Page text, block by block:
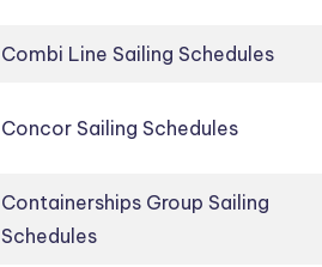
Combi Line Sailing Schedules
Concor Sailing Schedules
Containerships Group Sailing
Schedules